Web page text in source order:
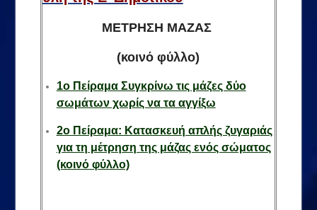
ΜΕΤΡΗΣΗ ΜΑΖΑΣ
(κοινό φύλλο)
1ο Πείραμα Συγκρίνω τις μάζες δύο
σωμάτων χωρίς να τα αγγίξω
2ο Πείραμα: Κατασκευή απλής ζυγαριάς
για τη μέτρηση της μάζας ενός σώματος
(κοινό φύλλο)